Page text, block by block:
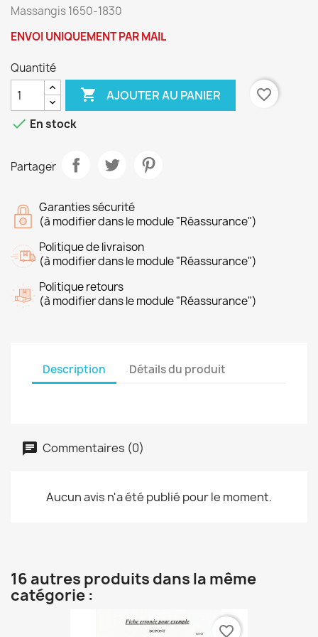
Massangis 1650-1830
ENVOI UNIQUEMENT PAR MAIL
Quantité
 AJOUTER AU PANIER
favorite_border
 En stock
Partager
Garanties sécurité
(à modifier dans le module "Réassurance")
Politique de livraison
(à modifier dans le module "Réassurance")
Politique retours
(à modifier dans le module "Réassurance")
Description Détails du produit
Commentaires (0)
Aucun avis n'a été publié pour le moment.
16 autres produits dans la même
catégorie :
favorite_border